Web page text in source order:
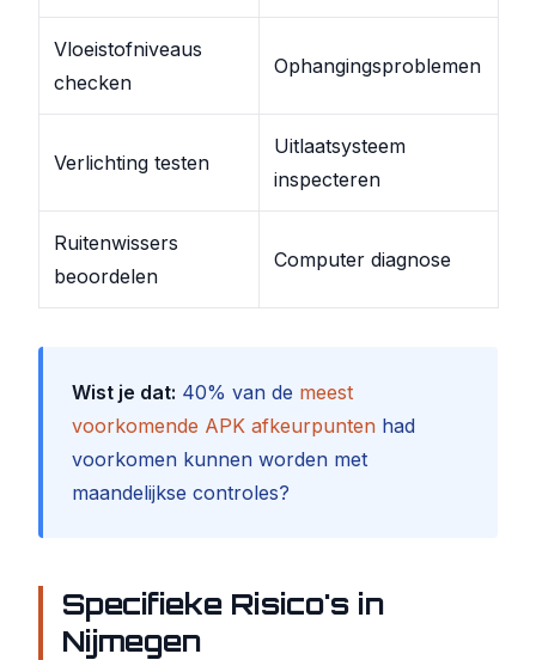
Vloeistofniveaus
checken
Ophangingsproblemen
Verlichting testen
Uitlaatsysteem
inspecteren
Ruitenwissers
beoordelen
Computer diagnose
Wist je dat: 40% van de meest
voorkomende APK afkeurpunten had
voorkomen kunnen worden met
maandelijkse controles?
Specifieke Risico's in
Nijmegen